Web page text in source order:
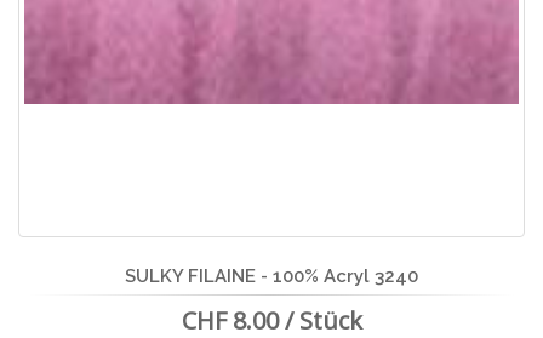
SULKY FILAINE - 100% Acryl 3240
CHF 8.00 / Stück